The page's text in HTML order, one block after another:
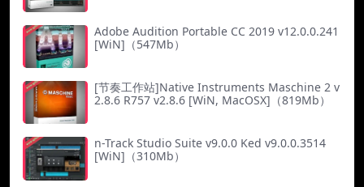
Adobe Audition Portable CC 2019 v12.0.0.241
[WiN]（547Mb）
[节奏工作站]Native Instruments Maschine 2 v
2.8.6 R757 v2.8.6 [WiN, MacOSX]（819Mb）
n-Track Studio Suite v9.0.0 Ked v9.0.0.3514
[WiN]（310Mb）